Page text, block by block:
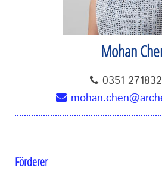
Mohan
0351
Förderer